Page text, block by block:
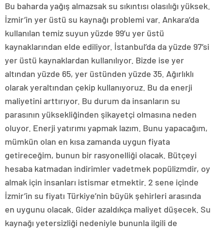
Bu baharda yağış almazsak su sıkıntısı olasılığı yüksek.
İzmir’in yer üstü su kaynağı problemi var. Ankara’da
kullanılan temiz suyun yüzde 99’u yer üstü
kaynaklarından elde ediliyor. İstanbul’da da yüzde 97’si
yer üstü kaynaklardan kullanılıyor. Bizde ise yer
altından yüzde 65, yer üstünden yüzde 35. Ağırlıklı
olarak yeraltından çekip kullanıyoruz. Bu da enerji
maliyetini arttırıyor. Bu durum da insanların su
parasının yüksekliğinden şikayetçi olmasına neden
oluyor. Enerji yatırımı yapmak lazım. Bunu yapacağım,
mümkün olan en kısa zamanda uygun fiyata
getireceğim, bunun bir rasyonelliği olacak. Bütçeyi
hesaba katmadan indirimler vadetmek popülizmdir, oy
almak için insanları istismar etmektir. 2 sene içinde
İzmir’in su fiyatı Türkiye’nin büyük şehirleri arasında
en uygunu olacak. Gider azaldıkça maliyet düşecek. Su
kaynağı yetersizliği nedeniyle bununla ilgili de